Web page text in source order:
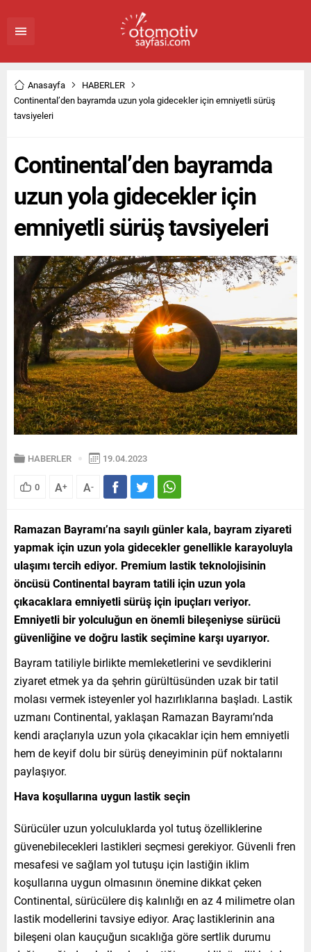
Anasayfa
HABERLER
Continental’den bayramda uzun yola gidecekler için emniyetli sürüş
tavsiyeleri
Continental’den bayramda
uzun yola gidecekler için
emniyetli sürüş tavsiyeleri
HABERLER 19.04.2023
0 A+ A-
Ramazan Bayramı’na sayılı günler kala, bayram ziyareti
yapmak için uzun yola gidecekler genellikle karayoluyla
ulaşımı tercih ediyor. Premium lastik teknolojisinin
öncüsü Continental bayram tatili için uzun yola
çıkacaklara emniyetli sürüş için ipuçları veriyor.
Emniyetli bir yolculuğun en önemli bileşeniyse sürücü
güvenliğine ve doğru lastik seçimine karşı uyarıyor.
Bayram tatiliyle birlikte memleketlerini ve sevdiklerini
ziyaret etmek ya da şehrin gürültüsünden uzak bir tatil
molası vermek isteyenler yol hazırlıklarına başladı. Lastik
uzmanı Continental, yaklaşan Ramazan Bayramı’nda
kendi araçlarıyla uzun yola çıkacaklar için hem emniyetli
hem de keyif dolu bir sürüş deneyiminin püf noktalarını
paylaşıyor.
Hava koşullarına uygun lastik seçin
Sürücüler uzun yolculuklarda yol tutuş özelliklerine
güvenebilecekleri lastikleri seçmesi gerekiyor. Güvenli fren
mesafesi ve sağlam yol tutuşu için lastiğin iklim
koşullarına uygun olmasının önemine dikkat çeken
Continental, sürücülere diş kalınlığı en az 4 milimetre olan
lastik modellerini tavsiye ediyor. Araç lastiklerinin ana
bileşeni olan kauçuğun sıcaklığa göre sertlik durumu